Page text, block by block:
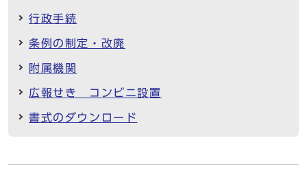
行政手続
条例の制定・改廃
附属機関
広報せき コンビニ設置
書式のダウンロード